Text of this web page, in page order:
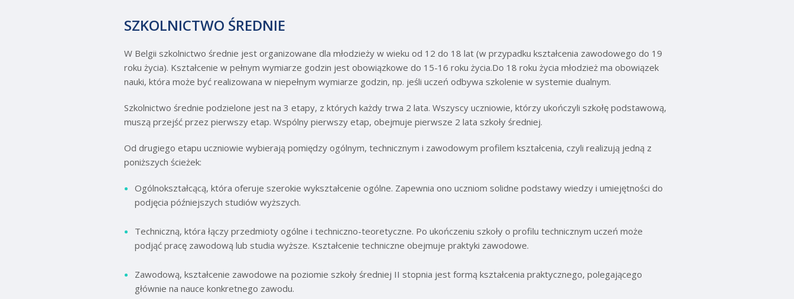
SZKOLNICTWO ŚREDNIE
W Belgii szkolnictwo średnie jest organizowane dla młodzieży w wieku od 12 do 18 lat (w przypadku kształcenia zawodowego do 19
roku życia). Kształcenie w pełnym wymiarze godzin jest obowiązkowe do 15-16 roku życia.Do 18 roku życia młodzież ma obowiązek
nauki, która może być realizowana w niepełnym wymiarze godzin, np. jeśli uczeń odbywa szkolenie w systemie dualnym.
Szkolnictwo średnie podzielone jest na 3 etapy, z których każdy trwa 2 lata. Wszyscy uczniowie, którzy ukończyli szkołę podstawową,
muszą przejść przez pierwszy etap. Wspólny pierwszy etap, obejmuje pierwsze 2 lata szkoły średniej.
Od drugiego etapu uczniowie wybierają pomiędzy ogólnym, technicznym i zawodowym profilem kształcenia, czyli realizują jedną z
poniższych ścieżek:
Ogólnokształcącą, która oferuje szerokie wykształcenie ogólne. Zapewnia ono uczniom solidne podstawy wiedzy i umiejętności do
podjęcia późniejszych studiów wyższych.
Techniczną, która łączy przedmioty ogólne i techniczno-teoretyczne. Po ukończeniu szkoły o profilu technicznym uczeń może
podjąć pracę zawodową lub studia wyższe. Kształcenie techniczne obejmuje praktyki zawodowe.
Zawodową, kształcenie zawodowe na poziomie szkoły średniej II stopnia jest formą kształcenia praktycznego, polegającego
głównie na nauce konkretnego zawodu.